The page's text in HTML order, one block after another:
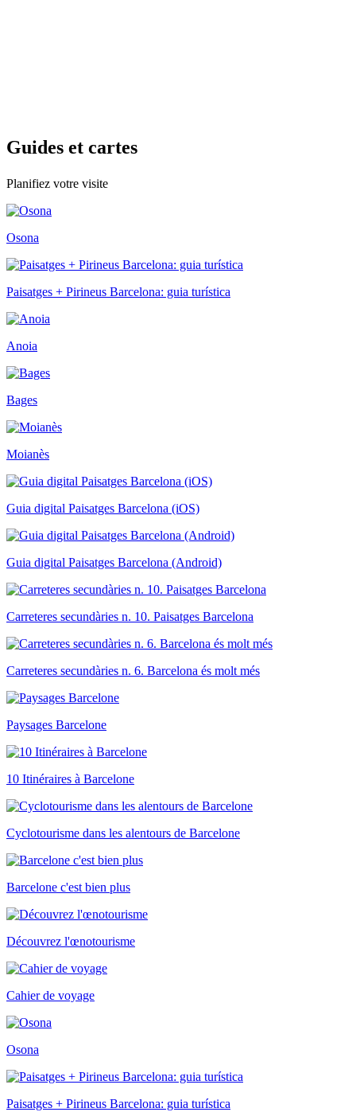
Guides et cartes
Planifiez votre visite
Osona
Paisatges + Pirineus Barcelona: guia turística
Anoia
Bages
Moianès
Guia digital Paisatges Barcelona (iOS)
Guia digital Paisatges Barcelona (Android)
Carreteres secundàries n. 10. Paisatges Barcelona
Carreteres secundàries n. 6. Barcelona és molt més
Paysages Barcelone
10 Itinéraires à Barcelone
Cyclotourisme dans les alentours de Barcelone
Barcelone c'est bien plus
Découvrez l'œnotourisme
Cahier de voyage
Osona
Paisatges + Pirineus Barcelona: guia turística